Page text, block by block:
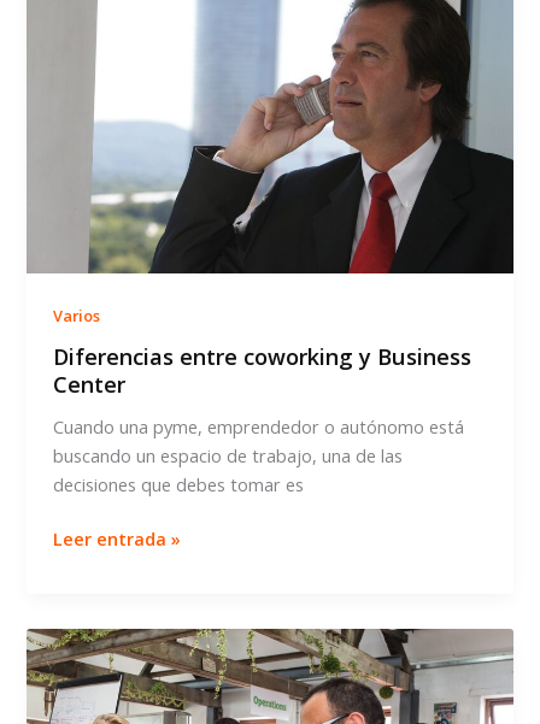
equipo
Varios
Diferencias entre coworking y Business
Center
Cuando una pyme, emprendedor o autónomo está
buscando un espacio de trabajo, una de las
decisiones que debes tomar es
Diferencias
y
Business
Center
Leer entrada »